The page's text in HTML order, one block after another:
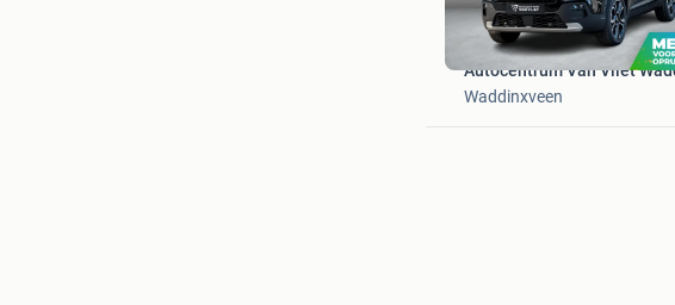
Autocentrum Van Vliet
Waddinxveen